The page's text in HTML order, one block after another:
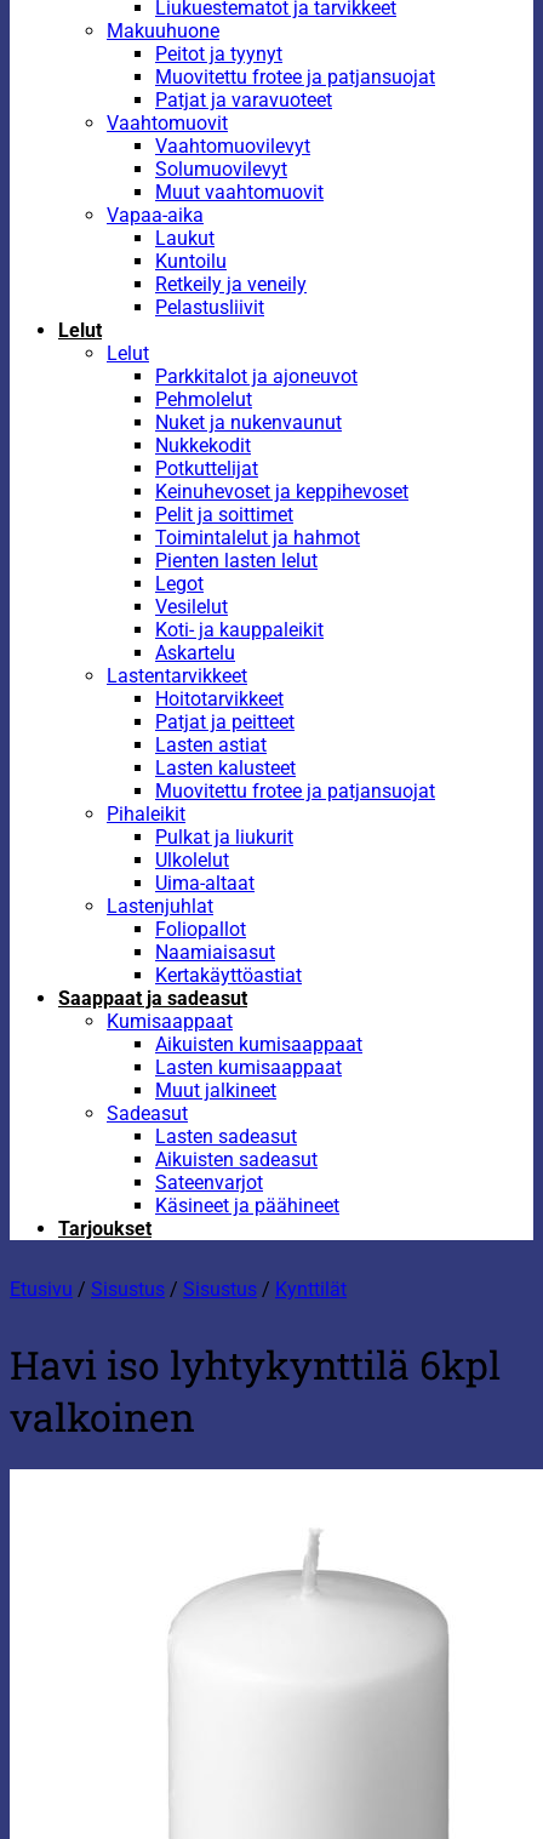
Liukuestematot ja tarvikkeet
Makuuhuone
Peitot ja tyynyt
Muovitettu frotee ja patjansuojat
Patjat ja varavuoteet
Vaahtomuovit
Vaahtomuovilevyt
Solumuovilevyt
Muut vaahtomuovit
Vapaa-aika
Laukut
Kuntoilu
Retkeily ja veneily
Pelastusliivit
Lelut
Lelut
Parkkitalot ja ajoneuvot
Pehmolelut
Nuket ja nukenvaunut
Nukkekodit
Potkuttelijat
Keinuhevoset ja keppihevoset
Pelit ja soittimet
Toimintalelut ja hahmot
Pienten lasten lelut
Legot
Vesilelut
Koti- ja kauppaleikit
Askartelu
Lastentarvikkeet
Hoitotarvikkeet
Patjat ja peitteet
Lasten astiat
Lasten kalusteet
Muovitettu frotee ja patjansuojat
Pihaleikit
Pulkat ja liukurit
Ulkolelut
Uima-altaat
Lastenjuhlat
Foliopallot
Naamiaisasut
Kertakäyttöastiat
Saappaat ja sadeasut
Kumisaappaat
Aikuisten kumisaappaat
Lasten kumisaappaat
Muut jalkineet
Sadeasut
Lasten sadeasut
Aikuisten sadeasut
Sateenvarjot
Käsineet ja päähineet
Tarjoukset
Etusivu / Sisustus / Sisustus / Kynttilät
Havi iso lyhtykynttilä 6kpl
valkoinen